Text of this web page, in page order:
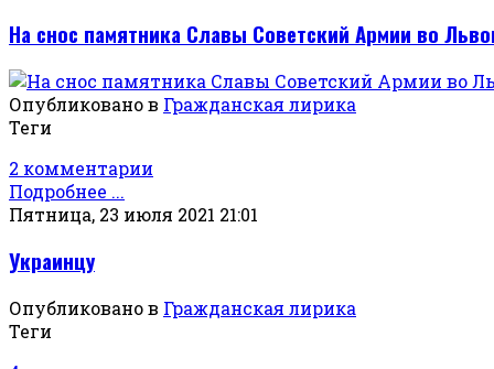
На снос памятника Славы Советский Армии во
Опубликовано в Гражданская лирика
Теги
2 комментарии
Подробнее ...
Пятница, 23 июля 2021 21:01
Украинцу
Опубликовано в Гражданская лирика
Теги